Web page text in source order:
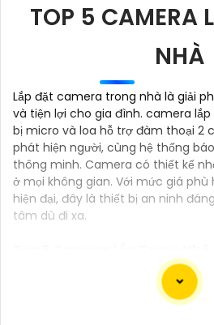
TOP 5 CAMERA
NHÀ
Lắp đặt camera trong nhà là giải
và tiện lợi cho gia đình. camera
bị micro và loa hỗ trợ đàm thoại 2
phát hiện người, cùng hệ thống
thông minh. Camera có thiết kế
ở mọi không gian. Với mức giá
hiện đại, đây là thiết bị an ninh
tâm dù đi xa.
Camera IP Wi-Fi Tapo C125( 5%-